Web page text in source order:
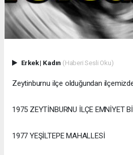
Erkek| Kadın (Haberi Sesli Oku)
Zeytinburnu ilçe olduğundan
1975 ZEYTİNBURNU İLÇE EMNİYET
1977 YEŞİLTEPE MAHALLESİ